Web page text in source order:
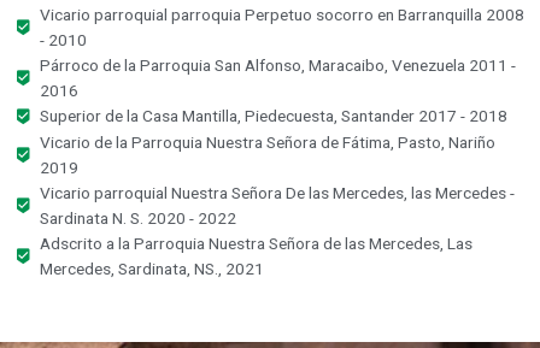
Vicario parroquial parroquia Perpetuo socorro en Barranquilla 2008
- 2010
Párroco de la Parroquia San Alfonso, Maracaibo, Venezuela 2011 -
2016
Superior de la Casa Mantilla, Piedecuesta, Santander 2017 - 2018
Vicario de la Parroquia Nuestra Señora de Fátima, Pasto, Nariño
2019
Vicario parroquial Nuestra Señora De las Mercedes, las Mercedes -
Sardinata N. S. 2020 - 2022
Adscrito a la Parroquia Nuestra Señora de las Mercedes, Las
Mercedes, Sardinata, NS., 2021